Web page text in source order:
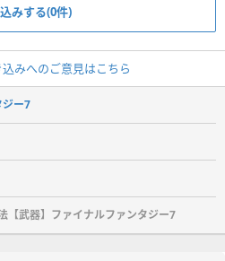
みする(0件)
みへのご意見はこちら
ジー7
【武器】ファイナルファンタジー7